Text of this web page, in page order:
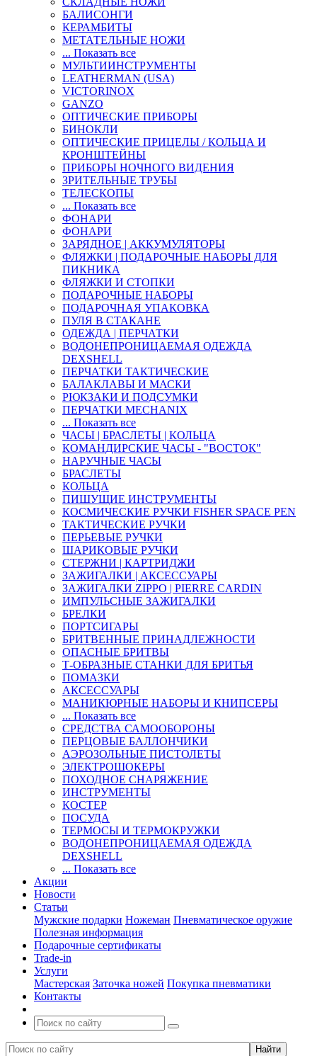
БАЛИСОНГИ
КЕРАМБИТЫ
МЕТАТЕЛЬНЫЕ НОЖИ
... Показать все
МУЛЬТИИНСТРУМЕНТЫ
LEATHERMAN (USA)
VICTORINOX
GANZO
ОПТИЧЕСКИЕ ПРИБОРЫ
БИНОКЛИ
ОПТИЧЕСКИЕ ПРИЦЕЛЫ / КОЛЬЦА И
КРОНШТЕЙНЫ
ПРИБОРЫ НОЧНОГО ВИДЕНИЯ
ЗРИТЕЛЬНЫЕ ТРУБЫ
ТЕЛЕСКОПЫ
... Показать все
ФОНАРИ
ФОНАРИ
ЗАРЯДНОЕ | АККУМУЛЯТОРЫ
ФЛЯЖКИ | ПОДАРОЧНЫЕ НАБОРЫ ДЛЯ
ПИКНИКА
ФЛЯЖКИ И СТОПКИ
ПОДАРОЧНЫЕ НАБОРЫ
ПОДАРОЧНАЯ УПАКОВКА
ПУЛЯ В СТАКАНЕ
ОДЕЖДА | ПЕРЧАТКИ
ВОДОНЕПРОНИЦАЕМАЯ ОДЕЖДА
DEXSHELL
ПЕРЧАТКИ ТАКТИЧЕСКИЕ
БАЛАКЛАВЫ И МАСКИ
РЮКЗАКИ И ПОДСУМКИ
ПЕРЧАТКИ MECHANIX
... Показать все
ЧАСЫ | БРАСЛЕТЫ | КОЛЬЦА
КОМАНДИРСКИЕ ЧАСЫ - "ВОСТОК"
НАРУЧНЫЕ ЧАСЫ
БРАСЛЕТЫ
КОЛЬЦА
ПИШУЩИЕ ИНСТРУМЕНТЫ
КОСМИЧЕСКИЕ РУЧКИ FISHER SPACE PEN
ТАКТИЧЕСКИЕ РУЧКИ
ПЕРЬЕВЫЕ РУЧКИ
ШАРИКОВЫЕ РУЧКИ
СТЕРЖНИ | КАРТРИДЖИ
ЗАЖИГАЛКИ | АКСЕССУАРЫ
ЗАЖИГАЛКИ ZIPPO | PIERRE CARDIN
ИМПУЛЬСНЫЕ ЗАЖИГАЛКИ
БРЕЛКИ
ПОРТСИГАРЫ
БРИТВЕННЫЕ ПРИНАДЛЕЖНОСТИ
ОПАСНЫЕ БРИТВЫ
Т-ОБРАЗНЫЕ СТАНКИ ДЛЯ БРИТЬЯ
ПОМАЗКИ
АКСЕССУАРЫ
МАНИКЮРНЫЕ НАБОРЫ И КНИПСЕРЫ
... Показать все
СРЕДСТВА САМООБОРОНЫ
ПЕРЦОВЫЕ БАЛЛОНЧИКИ
АЭРОЗОЛЬНЫЕ ПИСТОЛЕТЫ
ЭЛЕКТРОШОКЕРЫ
ПОХОДНОЕ СНАРЯЖЕНИЕ
ИНСТРУМЕНТЫ
КОСТЕР
ПОСУДА
ТЕРМОСЫ И ТЕРМОКРУЖКИ
ВОДОНЕПРОНИЦАЕМАЯ ОДЕЖДА
DEXSHELL
... Показать все
Акции
Новости
Статьи
Мужские подарки Ножеман Пневматическое оружие
Полезная информация
Подарочные сертификаты
Trade-in
Услуги
Мастерская Заточка ножей Покупка пневматики
Контакты